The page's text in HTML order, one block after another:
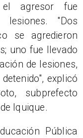
el agresor fue
"Dos
se agredieron
uno fue llevado
de lesiones,
explicó
subprefecto
Iquique.
Pública